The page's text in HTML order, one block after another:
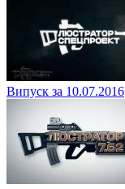
Випуск за 10.07.2016